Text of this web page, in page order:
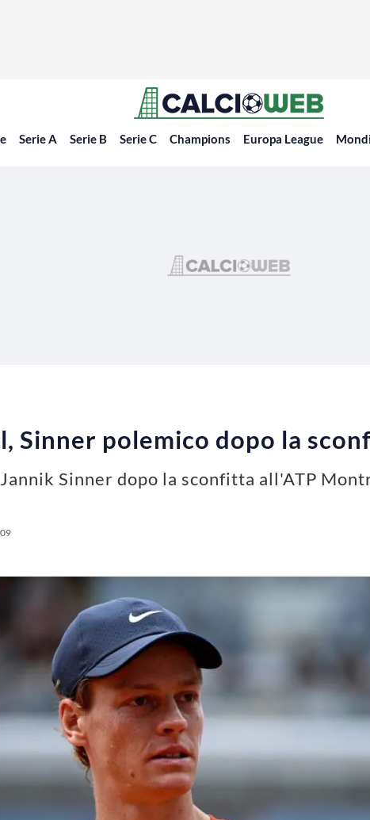
Serie A Serie B Serie C Champions Europa League
Sinner polemico dopo la
Sinner dopo la sconfitta all'ATP